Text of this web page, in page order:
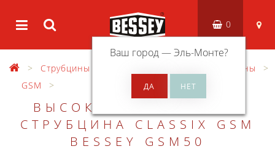
Ваш город —Эль-Монте?
0
Струбцины
Высокоэффективные струбцины
GSM
ВЫСОКОЭФФЕКТИВНАЯ
СТРУБЦИНА CLASSIX GSM
BESSEY GSM50